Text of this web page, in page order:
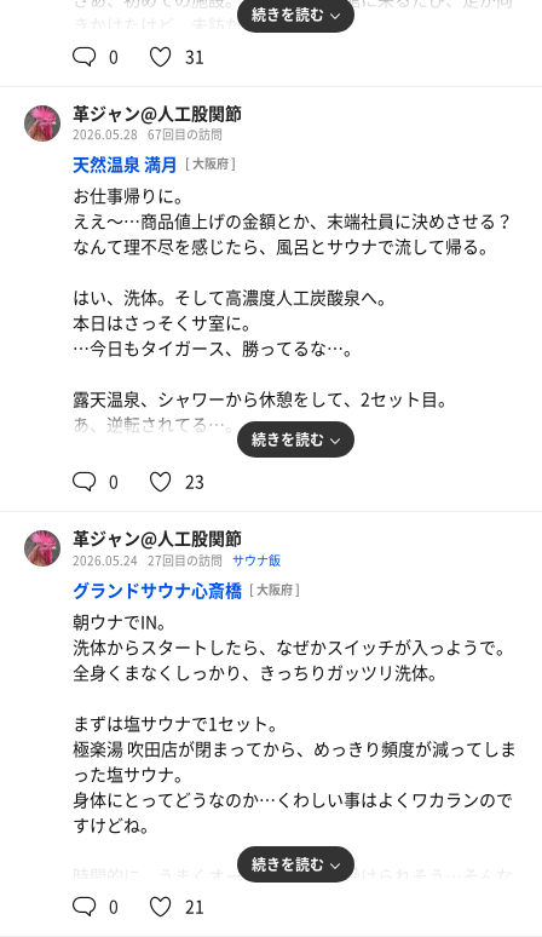
風呂、赤外線風呂と、軽く渡り歩く。
全身シャワーは片側が水、反対側は湯という初めての経
験。
…しっかりサウナ、浴槽に入りたいよう。
看板猫？はいなくなっていたが、しばしロビーで休憩。
奥にはフィットネスマシーンが並ぶスペース。入浴者は利
用できるらしい。
まあ、今のワタシにはムリですがね(苦笑)。
では、梅田に出て、軽く何かつまんで、書店によって帰ろ
う。
こちらもその1つ。
続いてIKIで2セットをこなし、休憩。
時間的にも、そろそろ退館時間となる。
…なかで、メガネのレンズが片方無い人を目撃。ととのい
イスの下とか、サウナマットのあたりを探している様子。
…どのタイミングで紛失したのかね…？
…災難な話だけど、力にはなれないな。
ジャグジーであたたまり、シャワーで終了。
空腹ではあるけれど、ちょいと時間が足りず、朝食？は外
で。
本日は何しようかな…。
スタミナうどん
玉子と天ぷら。動物性たんぱく質に脂分、ネギもたっ
ぷりで。バランスが良いと思うのです。
きかけたけど、未訪だった。
1440，IN。
では初めての施設。まずは構造を目視で確認。
左手にアカスリ、シャワー、サ室が2種、水風呂。正面が
露天スペース出入り口。
右手、かけ湯があって奥への通路、湯舟。
通路に入ると、右手は洗い場、左手の浴槽は、温湯(ジャ
グジー)、シルキー湯、回遊風呂？
おお…広い。右手が広い。左から確認。ととのい椅子の向
こうに寝湯。グルっと右手まで漢方薬草塩サウナ、露天温
泉、源泉、座湯、炭酸泉、右手奥もととのいスペース。
なお、給水器は脱衣場。
以上、了解した。
それでは洗体から。
来はしっかり読む。
源頼朝云々から「鶴見」の地、そこから鶴寿の湯…なるほ
ど。
では塩サウナ。
温度湿度ともに高め。アロマではなく、これは漢方。う
ん、塩も細かくなかなか良い。
2セット目は毎時30分からのイベントで湯気モクモク。こ
れも好きな人は楽しめよう。
かつて寝湯の理想的な深さを追求したく、いろいろ回った
けど、コチラもなかなか良い深さを。ただ温度高め。おか
げでしっかり温まり、長めの休憩を取る。
座湯。腰まで浸かれる深さ、これは珍しい…のかな？新し
い浴槽の形ともとれる。
続きを読む
0 31
革ジャン@人工股関節
2026.05.28 67回目の訪問
天然温泉 満月 [ 大阪府 ]
お仕事帰りに。
ええ〜…商品値上げの金額とか、末端社員に決めさせる？
なんて理不尽を感じたら、風呂とサウナで流して帰る。
はい、洗体。そして高濃度人工炭酸泉へ。
本日はさっそくサ室に。
…今日もタイガース、勝ってるな…。
露天温泉、シャワーから休憩をして、2セット目。
あ、逆転されてる…。
内湯とシャワーをしてから3セット目。
まあ別に贔屓のチームとかないし、イイんだけどさ。
最後も内湯とシャワー。
今週は土曜日出勤。
久しぶりに、お泊りに行こうかな…。
続きを読む
0 23
革ジャン@人工股関節
2026.05.24 27回目の訪問 サウナ飯
グランドサウナ心斎橋 [ 大阪府 ]
朝ウナでIN。
洗体からスタートしたら、なぜかスイッチが入っようで。
全身くまなくしっかり、きっちりガッツリ洗体。
まずは塩サウナで1セット。
極楽湯 吹田店が閉まってから、めっきり頻度が減ってしま
った塩サウナ。
身体にとってどうなのか…くわしい事はよくワカランので
すけどね。
時間的に、うまくオートロウリュが受けられそう…そんな
気持ちで高温サウナを2セット。通算3セット目で無事にオ
続きを読む
0 21